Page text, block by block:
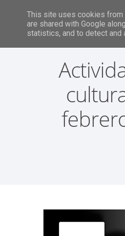
This site uses cookies from
are shared with Google
statistics, and to detect and